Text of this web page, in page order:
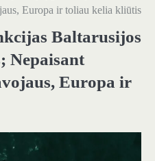
Europa ir toliau kelia kliūtis
Baltarusijos
Nepaisant
Europa ir